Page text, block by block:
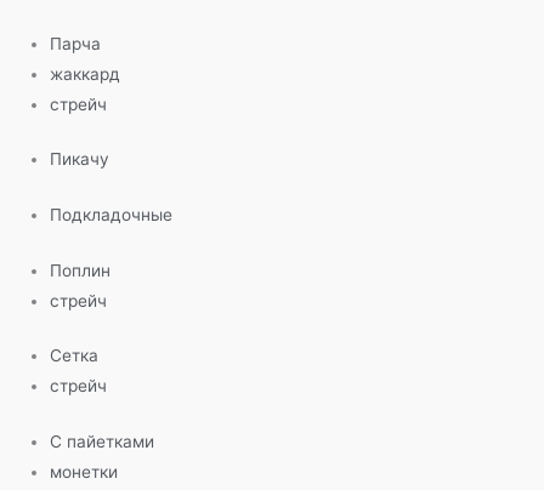
Парча
жаккард
стрейч
Пикачу
Подкладочные
Поплин
стрейч
Сетка
стрейч
С пайетками
монетки